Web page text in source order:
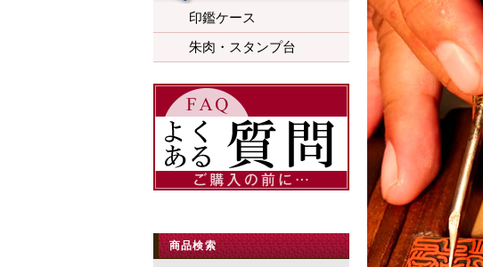
印鑑ケース
朱肉・スタンプ台
商品検索